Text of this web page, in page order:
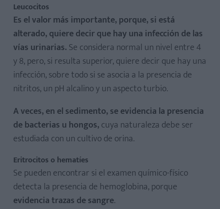
Leucocitos
Es el valor más importante, porque, si está
alterado, quiere decir que hay una infección de las
vías urinarias. Se considera normal un nivel entre 4
y 8, pero, si resulta superior, quiere decir que hay una
infección, sobre todo si se asocia a la presencia de
nitritos, un pH alcalino y un aspecto turbio.
A veces, en el sedimento, se evidencia la presencia
de bacterias u hongos,cuya naturaleza debe ser
estudiada con un cultivo de orina.
Eritrocitos o hematíes
Se pueden encontrar si el examen químico-físico
detecta la presencia de hemoglobina, porque
evidencia trazas de sangre.